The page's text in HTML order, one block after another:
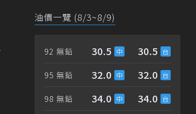
油價一覽 (8/3~8/9)
92 無鉛 30.5 30.5
95 無鉛 32.0 32.0
98 無鉛 34.0 34.0